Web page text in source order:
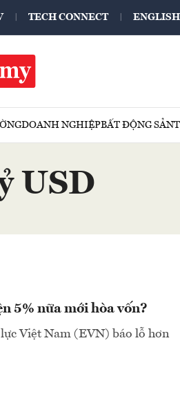
TECH CONNECT ENGLISH
DOANH NGHIỆPBẤT ĐỘNG SẢN
USD
5% nữa mới hòa vốn?
Việt Nam (EVN) báo lỗ hơn